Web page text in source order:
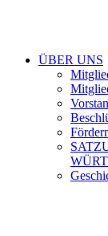
ÜBER UNS